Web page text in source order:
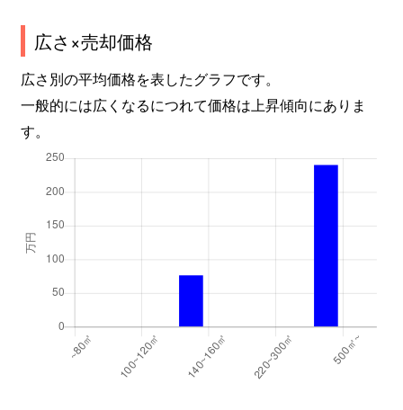
広さ×売却価格
広さ別の平均価格を表したグラフです。
一般的には広くなるにつれて価格は上昇傾向にありま
す。